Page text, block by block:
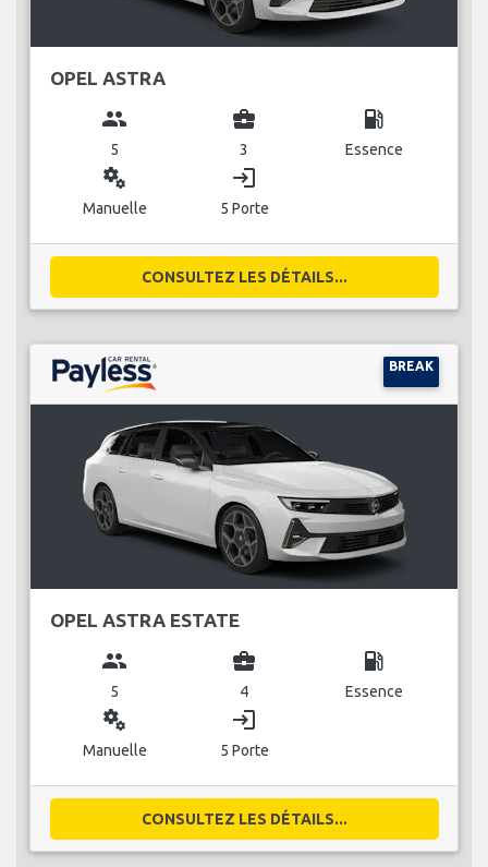
OPEL ASTRA
group
5
business_center
3
local_gas_station
Essence
miscellaneous_services
Manuelle
login
5 Porte
CONSULTEZ LES DÉTAILS...
BREAK
OPEL ASTRA ESTATE
group
5
business_center
4
local_gas_station
Essence
miscellaneous_services
Manuelle
login
5 Porte
CONSULTEZ LES DÉTAILS...